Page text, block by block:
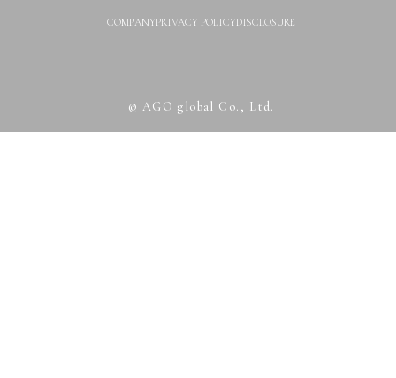
COMPANYPRIVACY POLICYDISCLOSURE
© AGO global Co., Ltd.